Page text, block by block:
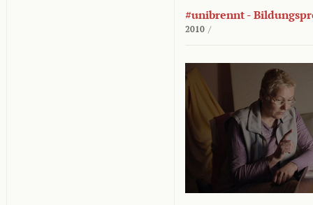
#unibrennt -
2010 /